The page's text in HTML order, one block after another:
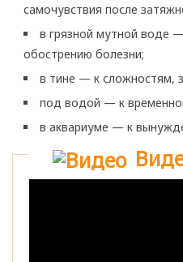
самочувствия после
в грязной мутной воде
обострению болезни;
в тине — к сложностям,
под водой — к
в аквариуме — к